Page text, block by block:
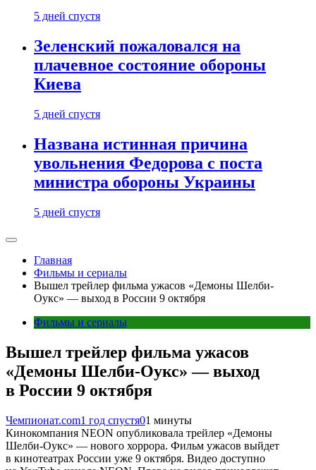
5 дней спустя
Зеленский пожаловался на
плачевное состояние обороны
Киева
5 дней спустя
Названа истинная причина
увольнения Федорова с поста
министра обороны Украины
5 дней спустя
Главная
Фильмы и сериалы
Вышел трейлер фильма ужасов «Демоны Шелби-
Оукс» — выход в России 9 октября
Фильмы и сериалы
Вышел трейлер фильма ужасов
«Демоны Шелби-Оукс» — выход
в России 9 октября
Чемпионат.com1 год спустя01 минуты
Кинокомпания NEON опубликовала трейлер «Демоны
Шелби-Оукс» — нового хоррора. Фильм ужасов выйдет
в кинотеатрах России уже 9 октября. Видео доступно